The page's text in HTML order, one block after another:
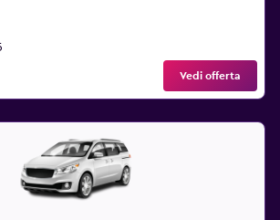
Vedi offerta